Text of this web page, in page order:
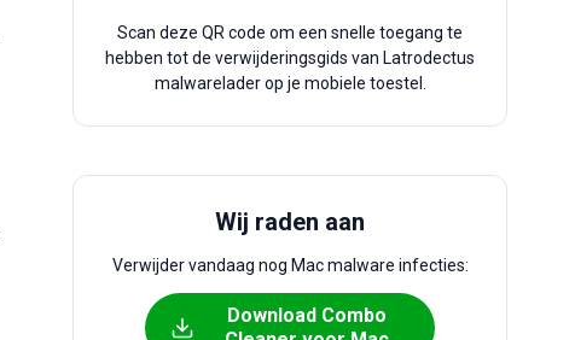
Scan deze QR code om een snelle toegang te
hebben tot de verwijderingsgids van Latrodectus
malwarelader op je mobiele toestel.
Wij raden aan
Verwijder vandaag nog Mac malware infecties:
Download Combo